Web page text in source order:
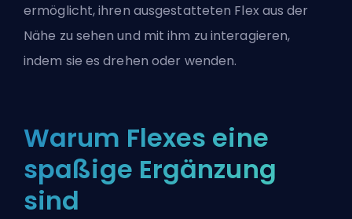
ermöglicht, ihren ausgestatteten Flex aus der
Nähe zu sehen und mit ihm zu interagieren,
indem sie es drehen oder wenden.
Warum Flexes eine
spaßige Ergänzung
sind